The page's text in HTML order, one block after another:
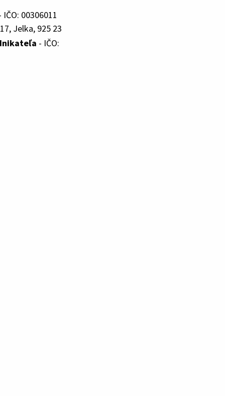
00306011
Jelka, 925 23
- IČO: